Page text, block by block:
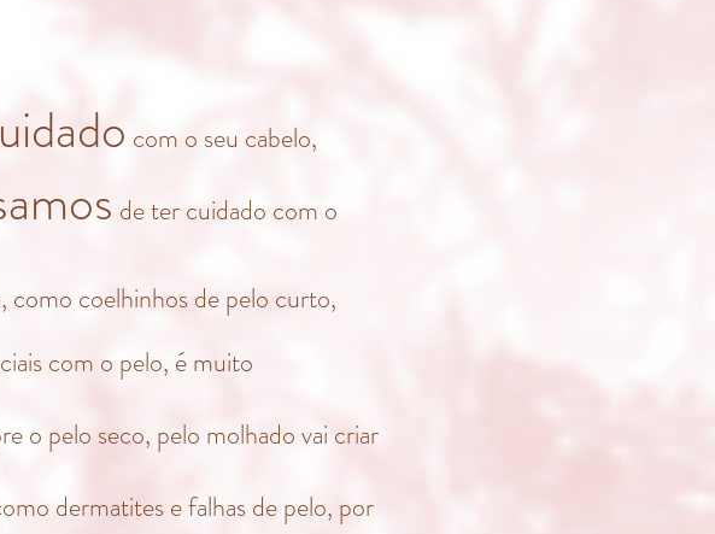
com o seu cabelo,
de ter cuidado com o
como coelhinhos de pelo curto,
com o pelo, é muito
o pelo seco, pelo molhado vai criar
dermatites e falhas de pelo, por